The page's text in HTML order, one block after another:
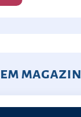
magazin